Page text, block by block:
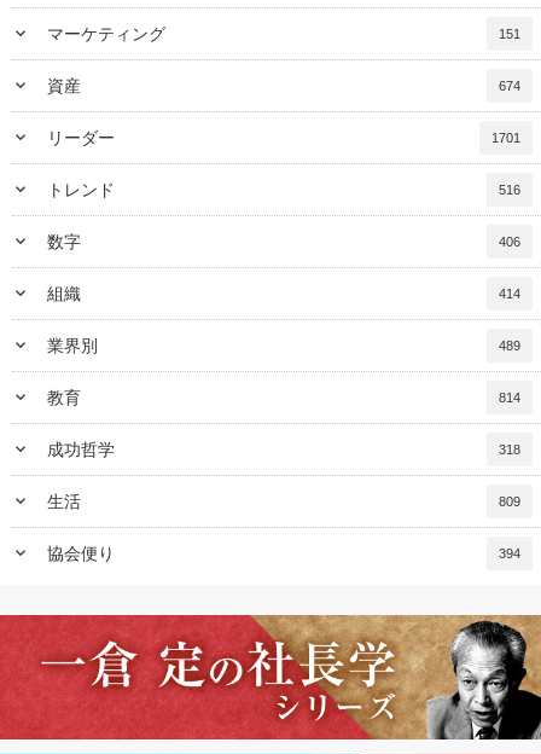
keyboard_arrow_down マーケティング 151
keyboard_arrow_down 資産 674
keyboard_arrow_down リーダー 1701
keyboard_arrow_down トレンド 516
keyboard_arrow_down 数字 406
keyboard_arrow_down 組織 414
keyboard_arrow_down 業界別 489
keyboard_arrow_down 教育 814
keyboard_arrow_down 成功哲学 318
keyboard_arrow_down 生活 809
keyboard_arrow_down 協会便り 394